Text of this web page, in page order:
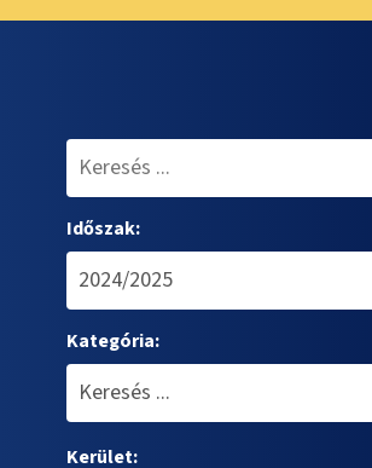
Időszak:
Kategória:
Kerület: